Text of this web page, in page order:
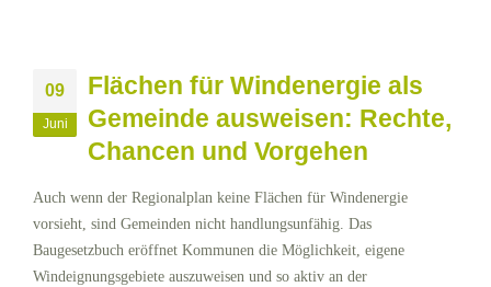
09
Juni
Flächen für Windenergie als
Gemeinde ausweisen: Rechte,
Chancen und Vorgehen
Auch wenn der Regionalplan keine Flächen für Windenergie
vorsieht, sind Gemeinden nicht handlungsunfähig. Das
Baugesetzbuch eröffnet Kommunen die Möglichkeit, eigene
Windeignungsgebiete auszuweisen und so aktiv an der